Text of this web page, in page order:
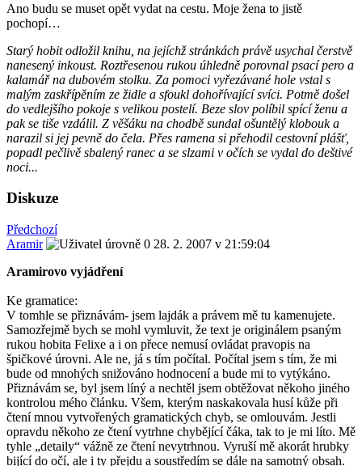
Ano budu se muset opět vydat na cestu. Moje žena to jistě
pochopí…
Starý hobit odložil knihu, na jejíchž stránkách právě usychal čerstvě
nanesený inkoust. Roztřesenou rukou úhledně porovnal psací pero a
kalamář na dubovém stolku. Za pomoci vyřezávané hole vstal s
malým zaskřípěním ze židle a sfoukl dohořívající svíci. Potmě došel
do vedlejšího pokoje s velikou postelí. Beze slov políbil spící ženu a
pak se tiše vzdálil. Z věšáku na chodbě sundal ošuntělý klobouk a
narazil si jej pevně do čela. Přes ramena si přehodil cestovní plášť,
popadl pečlivě sbalený ranec a se slzami v očích se vydal do deštivé
noci...
Diskuze
Předchozí
Aramir
28. 2. 2007 v 21:59:04
Aramirovo vyjádření
Ke gramatice:
V tomhle se přiznávám- jsem lajdák a právem mě tu kamenujete.
Samozřejmě bych se mohl vymluvit, že text je originálem psaným
rukou hobita Felixe a i on přece nemusí ovládat pravopis na
špičkové úrovni. Ale ne, já s tím počítal. Počítal jsem s tím, že mi
bude od mnohých snižováno hodnocení a bude mi to vytýkáno.
Přiznávám se, byl jsem líný a nechtěl jsem obtěžovat někoho jiného
kontrolou mého článku. Všem, kterým naskakovala husí kůže při
čtení mnou vytvořených gramatických chyb, se omlouvám. Jestli
opravdu někoho ze čtení vytrhne chybějící čáka, tak to je mi líto. Mě
tyhle „detaily“ vážně ze čtení nevytrhnou. Vyruší mě akorát hrubky
bijící do očí, ale i ty přejdu a soustředím se dále na samotný obsah.